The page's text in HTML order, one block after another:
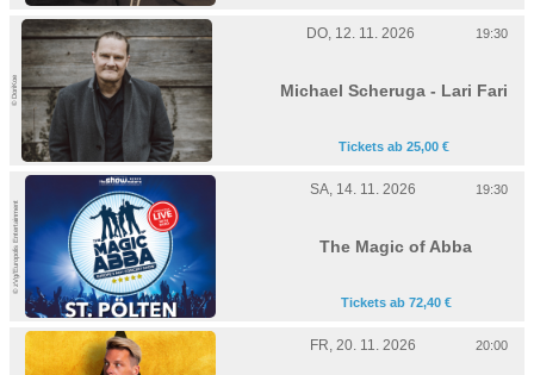
© DoriKoe
DO, 12. 11. 2026 19:30
Michael Scheruga - Lari Fari
Tickets ab 25,00 €
© zVg/Europolis Entertainment
SA, 14. 11. 2026 19:30
The Magic of Abba
Tickets ab 72,40 €
FR, 20. 11. 2026 20:00